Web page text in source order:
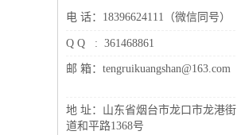
电 话：18396624111（微信同号）
Q Q : 361468861
邮 箱：tengruikuangshan@163.com
地 址：山东省烟台市龙口市龙港街
道和平路1368号